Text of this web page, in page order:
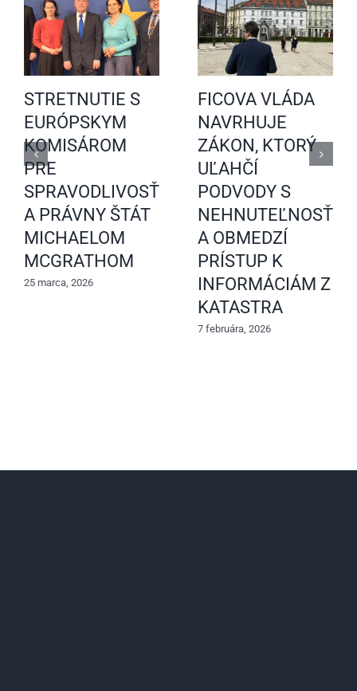
STRETNUTIE S
EURÓPSKYM
KOMISÁROM
PRE
SPRAVODLIVOSŤ
A PRÁVNY ŠTÁT
MICHAELOM
MCGRATHOM
25 marca, 2026
FICOVA VLÁDA
NAVRHUJE
ZÁKON, KTORÝ
UĽAHČÍ
PODVODY S
A OBMEDZÍ
PRÍSTUP K
INFORMÁCIÁM Z
KATASTRA
7 februára, 2026